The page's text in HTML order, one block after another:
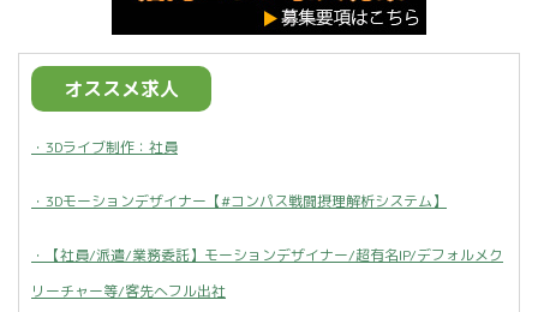
オススメ求人
・3Dライブ制作：社員
・3Dモーションデザイナー【#コンパス戦闘摂理解析システム】
・【社員/派遣/業務委託】モーションデザイナー/超有名IP/デフォルメク
リーチャー等/客先へフル出社